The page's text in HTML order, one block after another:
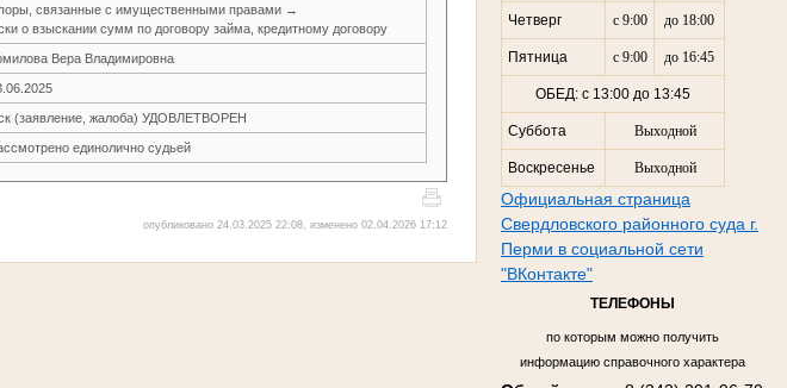
Четверг с 9:00 до 18:00
Пятница с 9:00 до 16:45
ОБЕД: с 13:00 до 13:45
Суббота Выходной
Воскресенье Выходной
Официальная страница
Свердловского районного суда г.
Перми в социальной сети
"ВКонтакте"
ТЕЛЕФОНЫ
по которым можно получить
информацию справочного характера
связанные с имущественными правами →
о взыскании сумм по договору займа, кредитному договору
Вера Владимировна
(заявление, жалоба) УДОВЛЕТВОРЕН
единолично судьей
опубликовано 24.03.2025 22:08, изменено 02.04.2026 17:12